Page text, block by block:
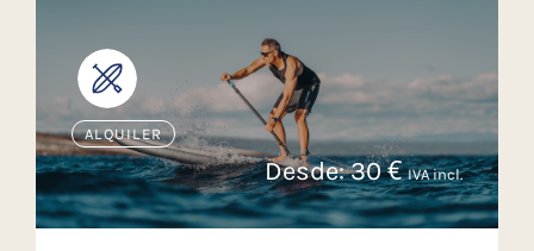
ALQUILER
Desde:30€ IVA incl.